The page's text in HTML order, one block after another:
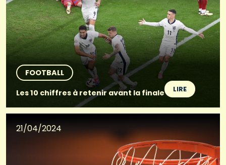
FOOTBALL
Les 10 chiffres à retenir avant la finale
LIRE
21/04/2024